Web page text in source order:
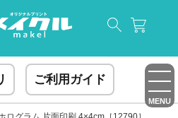
ご利用ガイド
MENU